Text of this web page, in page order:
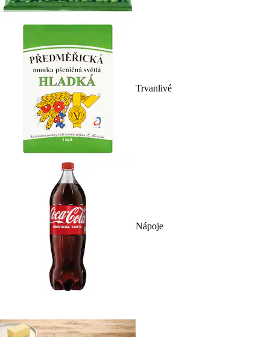
Trvanlivé
Nápoje